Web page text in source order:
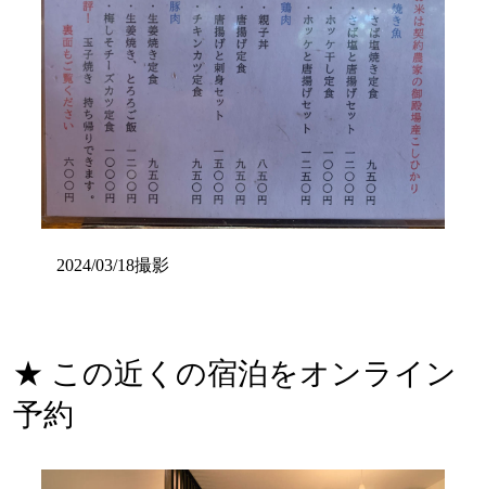
2024/03/18撮影
★ この近くの宿泊をオンライン
予約